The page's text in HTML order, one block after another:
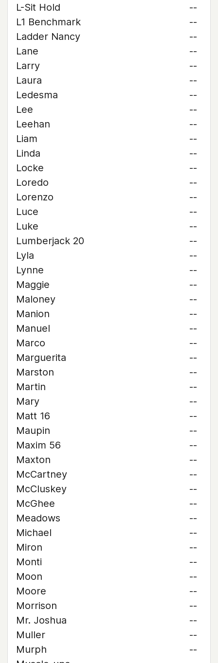
L-Sit Hold
--
L1 Benchmark
--
Ladder Nancy
--
Lane
--
Larry
--
Laura
--
Ledesma
--
Lee
--
Leehan
--
Liam
--
Linda
--
Locke
--
Loredo
--
Lorenzo
--
Luce
--
Luke
--
Lumberjack 20
--
Lyla
--
Lynne
--
Maggie
--
Maloney
--
Manion
--
Manuel
--
Marco
--
Marguerita
--
Marston
--
Martin
--
Mary
--
Matt 16
--
Maupin
--
Maxim 56
--
Maxton
--
McCartney
--
McCluskey
--
McGhee
--
Meadows
--
Michael
--
Miron
--
Monti
--
Moon
--
Moore
--
Morrison
--
Mr. Joshua
--
Muller
--
Murph
--